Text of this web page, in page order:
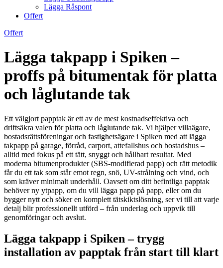
Lägga Råspont
Offert
Offert
Lägga takpapp i Spiken –
proffs på bitumentak för platta
och låglutande tak
Ett välgjort papptak är ett av de mest kostnadseffektiva och
driftsäkra valen för platta och låglutande tak. Vi hjälper villaägare,
bostadsrättsföreningar och fastighetsägare i Spiken med att lägga
takpapp på garage, förråd, carport, attefallshus och bostadshus –
alltid med fokus på ett tätt, snyggt och hållbart resultat. Med
moderna bitumenprodukter (SBS-modifierad papp) och rätt metodik
får du ett tak som står emot regn, snö, UV-strålning och vind, och
som kräver minimalt underhåll. Oavsett om ditt befintliga papptak
behöver ny ytpapp, om du vill lägga papp på papp, eller om du
bygger nytt och söker en komplett tätskiktslösning, ser vi till att varje
detalj blir professionellt utförd – från underlag och uppvik till
genomföringar och avslut.
Lägga takpapp i Spiken – trygg
installation av papptak från start till klart